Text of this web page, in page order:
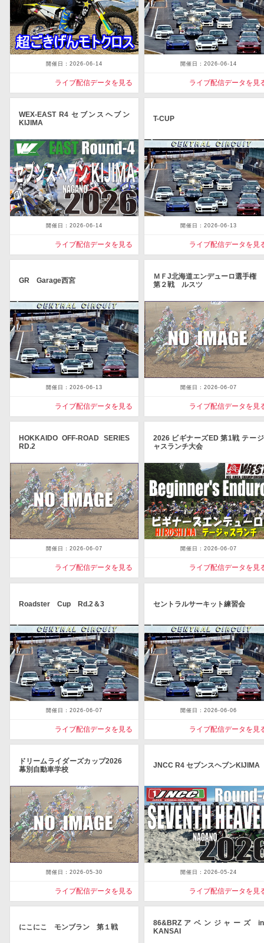
開催日：2026-06-14
ライブ配信データを見る
開催日：2026-06-14
ライブ配信データを見
WEX-EAST R4 セブンスヘブン
KIJIMA
開催日：2026-06-14
ライブ配信データを見る
T-CUP
開催日：2026-06-13
ライブ配信データを見
GR Garage西宮
開催日：2026-06-13
ライブ配信データを見る
ＭＦJ北海道エンデューロ選手権
第２戦 ルスツ
開催日：2026-06-07
ライブ配信データを見
HOKKAIDO OFF-ROAD SERIES
RD.2
開催日：2026-06-07
ライブ配信データを見る
2026 ビギナーズED 第1戦 テージ
ャスランチ大会
開催日：2026-06-07
ライブ配信データを見
Roadster Cup Rd.2＆3
開催日：2026-06-07
ライブ配信データを見る
セントラルサーキット練習会
開催日：2026-06-06
ライブ配信データを見
ドリームライダーズカップ2026
幕別自動車学校
開催日：2026-05-30
ライブ配信データを見る
JNCC R4 セブンスヘブンKIJIMA
開催日：2026-05-24
ライブ配信データを見
にこにこ モンブラン 第１戦
86&BRZアベンジャーズ in
KANSAI